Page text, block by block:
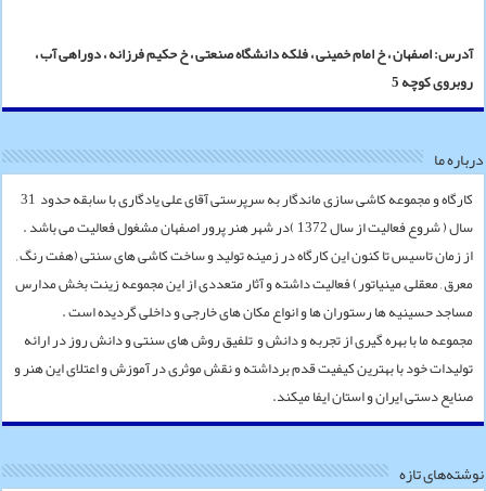
آدرس: اصفهان ، خ امام خمینی ، فلکه دانشگاه صنعتی ، خ حکیم فرزانه ، دوراهی آب ،
روبروی کوچه 5
درباره ما
کارگاه و مجموعه کاشی سازی ماندگار به سرپرستی آقای علی یادگاری با سابقه حدود 31
سال ( شروع فعالیت از سال 1372 )در شهر هنر پرور اصفهان مشغول فعالیت می باشد .
از زمان تاسیس تا کنون این کارگاه در زمینه تولید و ساخت کاشی های سنتی (هفت رنگ ,
معرق , معقلی, مینیاتور) فعالیت داشته و آثار متعددی از این مجموعه زینت بخش مدارس
مساجد حسینیه ها رستوران ها و انواع مکان های خارجی و داخلی گردیده است .
مجموعه ما با بهره گیری از تجربه و دانش و تلفیق روش های سنتی و دانش روز در ارائه
تولیدات خود با بهترین کیفیت قدم برداشته و نقش موثری در آموزش و اعتلای این هنر و
صنایع دستی ایران و استان ایفا میکند.
نوشته‌های تازه